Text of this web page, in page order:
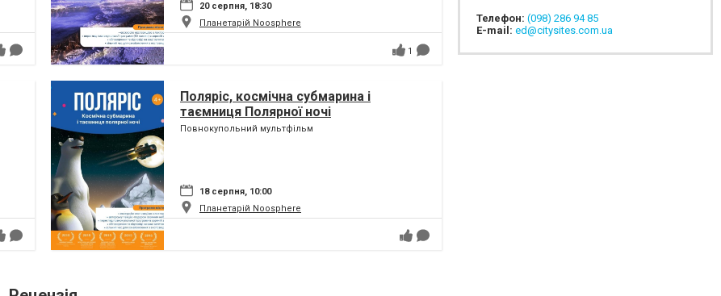
20 серпня, 18:30
Планетарій Noosphere
1
Поляріс, космічна субмарина і
таємниця Полярної ночі
Повнокупольний мультфільм
18 серпня, 10:00
Планетарій Noosphere
Телефон: (098) 286 94 85
E-mail: ed@citysites.com.ua